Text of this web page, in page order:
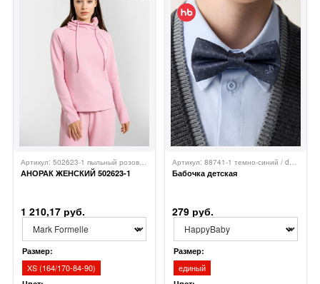
АНОРАК ЖЕНСКИЙ 502623-1
Артикул: 502623-1 пыльный розовый 1050 Mark Formelle
1 210,17 руб.
Размер:
XS (164/170-84-90)
Бабочка детская
Артикул: 88741-1 темно-синий / dark blue
279 руб.
Размер:
единый